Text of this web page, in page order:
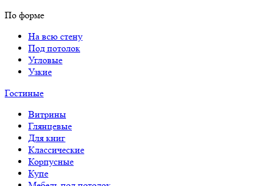
По форме
На всю стену
Под потолок
Угловые
Узкие
Гостиные
Витрины
Глянцевые
Для книг
Классические
Корпусные
Купе